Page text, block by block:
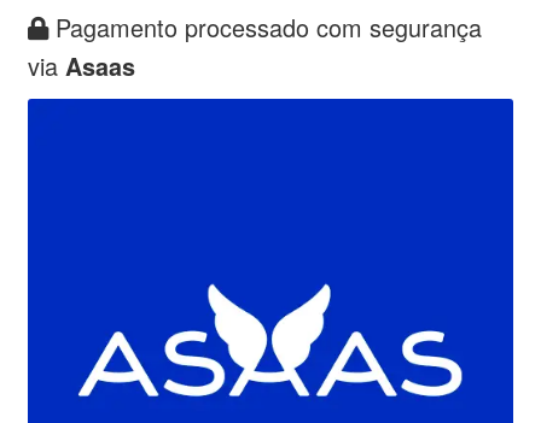
Pagamento processado com segurança
via Asaas